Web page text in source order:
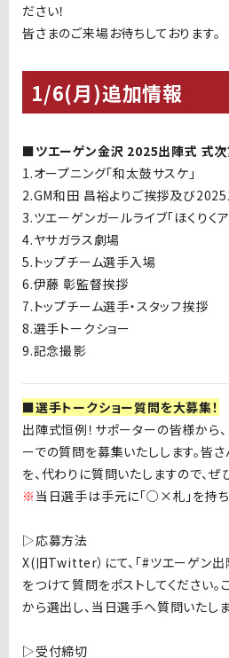
ださい！
皆さまのご来場お待ちしております。
1/6(月)追加情報
■ツエーゲン金沢 2025出陣式 式
1.オープニング「和太鼓サスケ」
2.GM和田 昌裕よりご挨拶及び2025
3.ツエーゲンガールライブ「ほくりくア
4.ヤサガラス劇場
5.トップチーム選手入場
6.伊藤 彰監督挨拶
7.トップチーム選手・スタッフ挨拶
8.選手トークショー
9.記念撮影
■選手トークショー質問を大募集！
出陣式恒例！サポーターの皆様から、
ーでの質問を募集いたしします。皆
を、代わりに質問いたしますので、ぜ
※ 当日選手は手元に「○×札」を持ち
▷応募方法
X(旧Twitter）にて、「#ツエーゲン出
をつけて質問をポストしてください
から選出し、当日選手へ質問いたしま
▷受付締切